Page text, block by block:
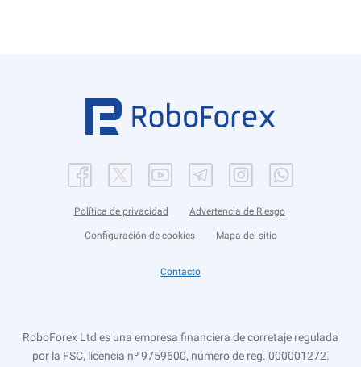
Política de privacidad Advertencia de Riesgo
Configuración de cookies Mapa del sitio
Contacto
RoboForex Ltd es una empresa financiera de corretaje regulada
por la FSC, licencia nº 9759600, número de reg. 000001272.